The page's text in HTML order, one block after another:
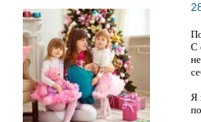
С
Я